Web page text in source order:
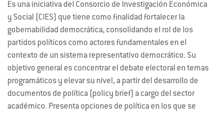
Es una iniciativa del Consorcio de Investigación Económica
y Social (CIES) que tiene como finalidad fortalecer la
gobernabilidad democrática, consolidando el rol de los
partidos políticos como actores fundamentales en el
contexto de un sistema representativo democrático. Su
objetivo general es concentrar el debate electoral en temas
programáticos y elevar su nivel, a partir del desarrollo de
documentos de política (policy brief) a cargo del sector
académico. Presenta opciones de política en los que se